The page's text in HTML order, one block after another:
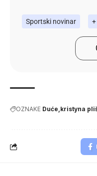
Sportski novinar +
OZNAKE Duće kristyna